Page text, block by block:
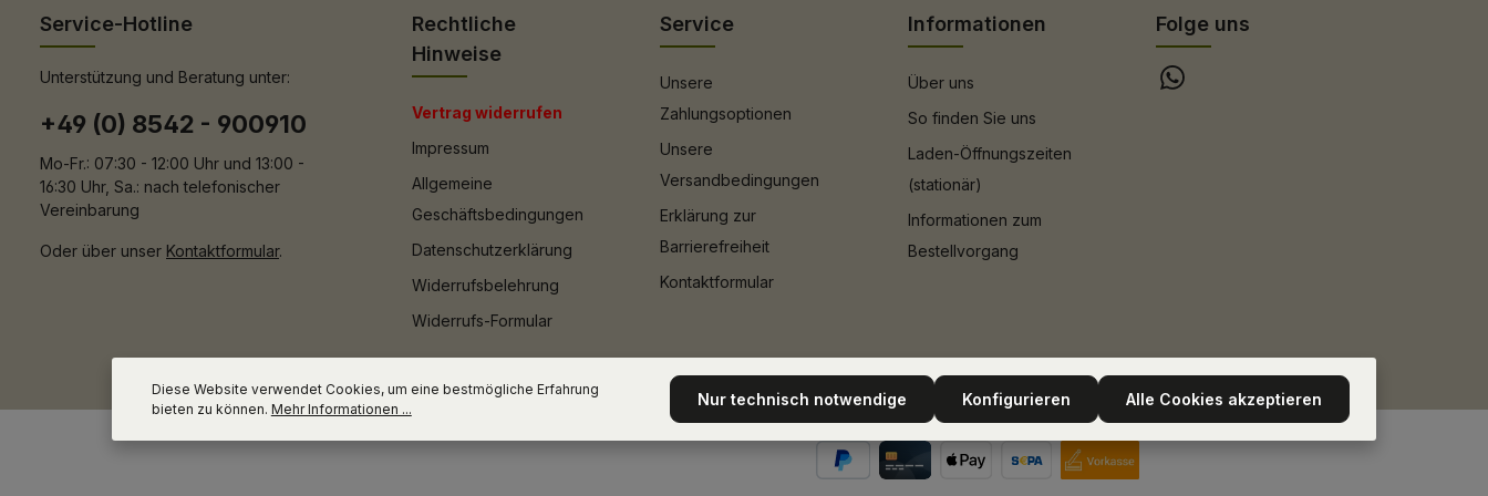
Service-Hotline
Unterstützung und Beratung unter:
+49 (0) 8542 - 900910
Mo-Fr.: 07:30 - 12:00 Uhr und 13:00 -
16:30 Uhr, Sa.: nach telefonischer
Vereinbarung
Oder über unser Kontaktformular.
Rechtliche
Hinweise
Vertrag widerrufen
Impressum
Allgemeine
Geschäftsbedingungen
Datenschutzerklärung
Widerrufsbelehrung
Widerrufs-Formular
Service
Unsere
Zahlungsoptionen
Unsere
Versandbedingungen
Erklärung zur
Barrierefreiheit
Kontaktformular
Informationen
Über uns
So finden Sie uns
Laden-Öffnungszeiten
(stationär)
Informationen zum
Bestellvorgang
Folge uns
Diese Website verwendet Cookies, um eine bestmögliche Erfahrung
bieten zu können. Mehr Informationen ... Nur technisch notwendige Konfigurieren Alle Cookies akzeptieren